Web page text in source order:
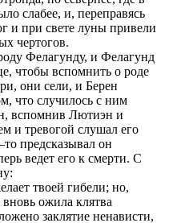
слабее, и, переправясь
и при свете луны привели
чертогов.
Фелагунду, и Фелагунд
чтобы вспомнить о роде
они сели, и Берен
что случилось с ним
вспомнив Лютиэн и
и тревогой слушал его
предсказывал он
ведет его к смерти. С
твоей гибели; но,
вновь ожила клятва
заклятие ненависти,